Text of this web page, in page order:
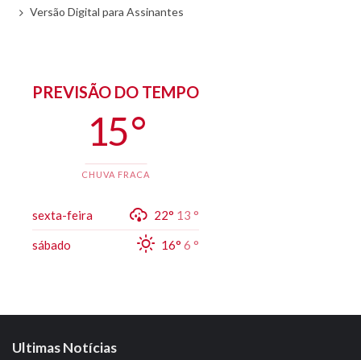
Versão Digital para Assinantes
PREVISÃO DO TEMPO
15 °
CHUVA FRACA
sexta-feira 22° 13 °
sábado 16° 6 °
Ultimas Notícias